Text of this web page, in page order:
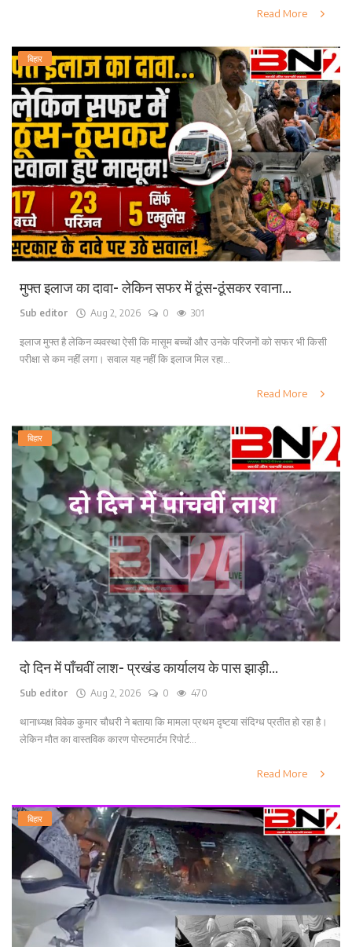
Read More
बिहार
मुफ्त इलाज का दावा- लेकिन सफर में ठूंस-ठूंसकर रवाना...
Sub editor Aug 2, 2026 0 301
इलाज मुफ्त है लेकिन व्यवस्था ऐसी कि मासूम बच्चों और उनके परिजनों को सफर भी किसी
परीक्षा से कम नहीं लगा। सवाल यह नहीं कि इलाज मिल रहा...
Read More
बिहार
दो दिन में पाँचवीं लाश- प्रखंड कार्यालय के पास झाड़ी...
Sub editor Aug 2, 2026 0 470
थानाध्यक्ष विवेक कुमार चौधरी ने बताया कि मामला प्रथम दृष्टया संदिग्ध प्रतीत हो रहा है।
लेकिन मौत का वास्तविक कारण पोस्टमार्टम रिपोर्ट...
Read More
बिहार